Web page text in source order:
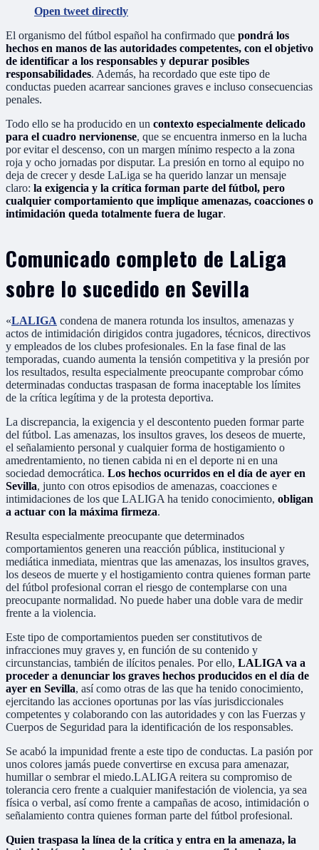
Open tweet directly
El organismo del fútbol español ha confirmado que pondrá los
hechos en manos de las autoridades competentes, con el objetivo
de identificar a los responsables y depurar posibles
responsabilidades. Además, ha recordado que este tipo de
conductas pueden acarrear sanciones graves e incluso consecuencias
penales.
Todo ello se ha producido en un contexto especialmente delicado
para el cuadro nervionense, que se encuentra inmerso en la lucha
por evitar el descenso, con un margen mínimo respecto a la zona
roja y ocho jornadas por disputar. La presión en torno al equipo no
deja de crecer y desde LaLiga se ha querido lanzar un mensaje
claro: la exigencia y la crítica forman parte del fútbol, pero
cualquier comportamiento que implique amenazas, coacciones o
intimidación queda totalmente fuera de lugar.
Comunicado completo de LaLiga
sobre lo sucedido en Sevilla
«LALIGA condena de manera rotunda los insultos, amenazas y
actos de intimidación dirigidos contra jugadores, técnicos, directivos
y empleados de los clubes profesionales. En la fase final de las
temporadas, cuando aumenta la tensión competitiva y la presión por
los resultados, resulta especialmente preocupante comprobar cómo
determinadas conductas traspasan de forma inaceptable los límites
de la crítica legítima y de la protesta deportiva.
La discrepancia, la exigencia y el descontento pueden formar parte
del fútbol. Las amenazas, los insultos graves, los deseos de muerte,
el señalamiento personal y cualquier forma de hostigamiento o
amedrentamiento, no tienen cabida ni en el deporte ni en una
sociedad democrática. Los hechos ocurridos en el día de ayer en
Sevilla, junto con otros episodios de amenazas, coacciones e
intimidaciones de los que LALIGA ha tenido conocimiento, obligan
a actuar con la máxima firmeza.
Resulta especialmente preocupante que determinados
comportamientos generen una reacción pública, institucional y
mediática inmediata, mientras que las amenazas, los insultos graves,
los deseos de muerte y el hostigamiento contra quienes forman parte
del fútbol profesional corran el riesgo de contemplarse con una
preocupante normalidad. No puede haber una doble vara de medir
frente a la violencia.
Este tipo de comportamientos pueden ser constitutivos de
infracciones muy graves y, en función de su contenido y
circunstancias, también de ilícitos penales. Por ello, LALIGA va a
proceder a denunciar los graves hechos producidos en el día de
ayer en Sevilla, así como otras de las que ha tenido conocimiento,
ejercitando las acciones oportunas por las vías jurisdiccionales
competentes y colaborando con las autoridades y con las Fuerzas y
Cuerpos de Seguridad para la identificación de los responsables.
Se acabó la impunidad frente a este tipo de conductas. La pasión por
unos colores jamás puede convertirse en excusa para amenazar,
humillar o sembrar el miedo.LALIGA reitera su compromiso de
tolerancia cero frente a cualquier manifestación de violencia, ya sea
física o verbal, así como frente a campañas de acoso, intimidación o
señalamiento contra quienes forman parte del fútbol profesional.
Quien traspasa la línea de la crítica y entra en la amenaza, la